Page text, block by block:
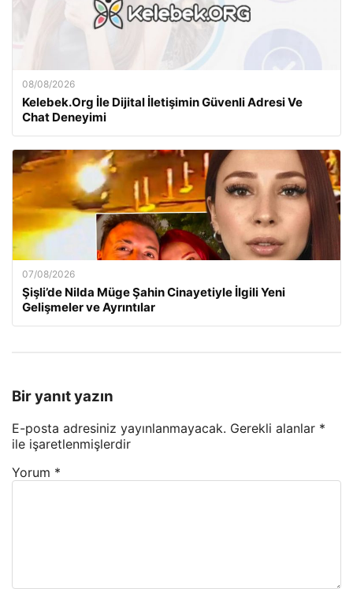
08/08/2026
Kelebek.Org İle Dijital İletişimin Güvenli Adresi Ve
Chat Deneyimi
07/08/2026
Şişli’de Nilda Müge Şahin Cinayetiyle İlgili Yeni
Gelişmeler ve Ayrıntılar
Bir yanıt yazın
E-posta adresiniz yayınlanmayacak. Gerekli alanlar *
ile işaretlenmişlerdir
Yorum *